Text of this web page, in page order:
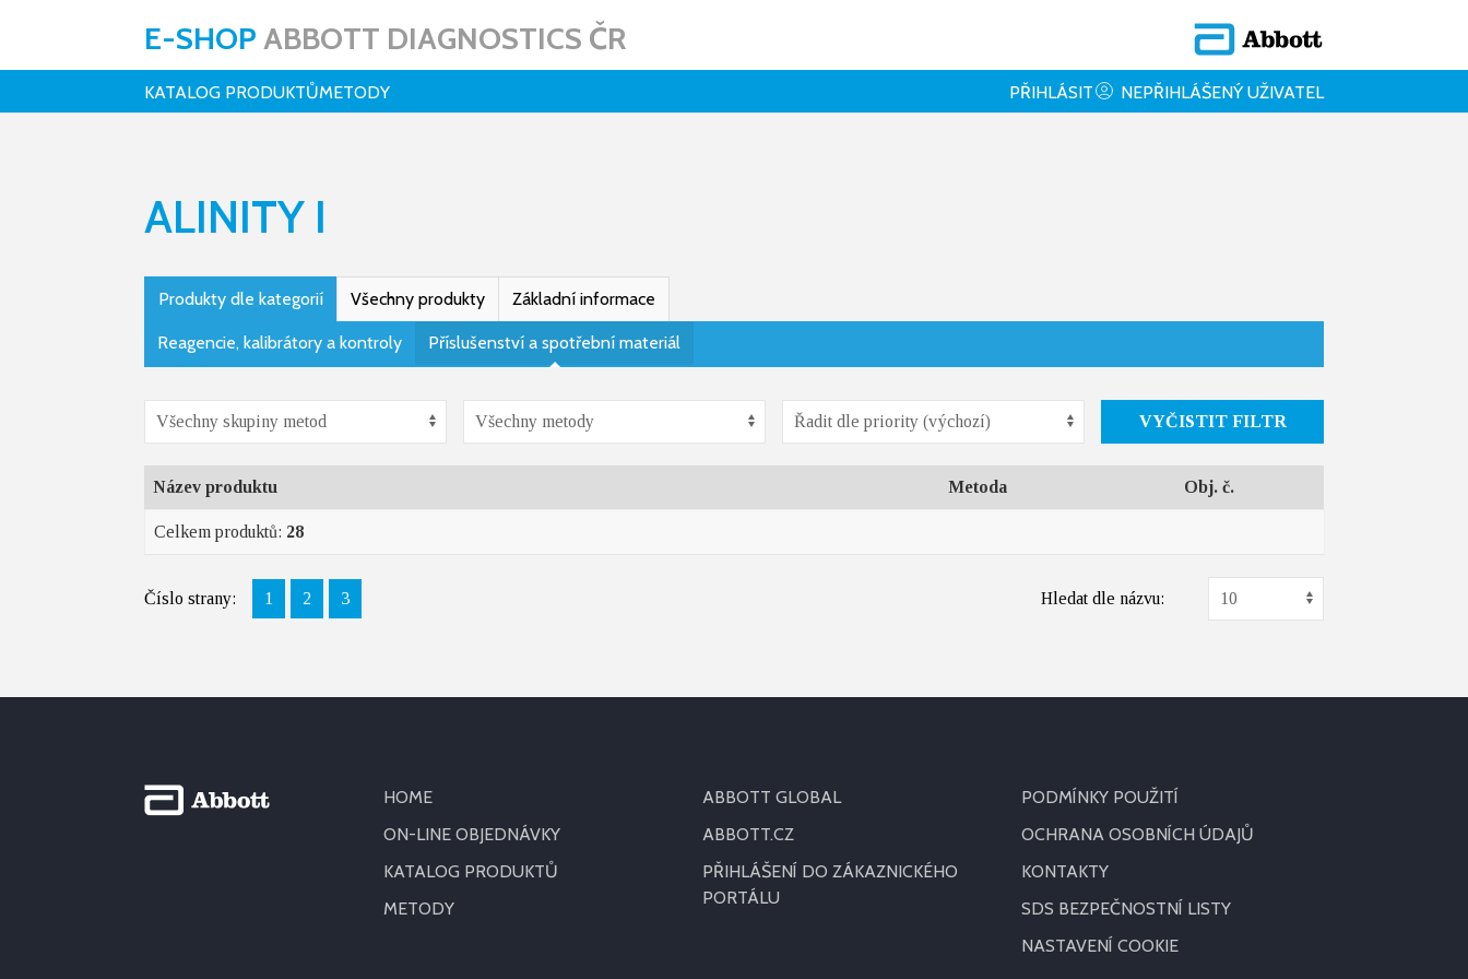
E-SHOP ABBOTT DIAGNOSTICS ČR
KATALOG PRODUKTŮMETODY PŘIHLÁSIT NEPŘIHLÁŠENÝ UŽIVATEL
ALINITY I
Produkty dle kategorií Všechny produkty Základní informace
Reagencie, kalibrátory a kontroly Příslušenství a spotřební materiál
VYČISTIT FILTR
Název produktu Metoda Obj. č.
Celkem produktů: 28
Číslo strany: 1 2 3 Hledat dle názvu:
HOME
ON-LINE OBJEDNÁVKY
KATALOG PRODUKTŮ
METODY
ABBOTT GLOBAL
ABBOTT.CZ
PŘIHLÁŠENÍ DO ZÁKAZNICKÉHO
PORTÁLU
PODMÍNKY POUŽITÍ
OCHRANA OSOBNÍCH ÚDAJŮ
KONTAKTY
SDS BEZPEČNOSTNÍ LISTY
NASTAVENÍ COOKIE